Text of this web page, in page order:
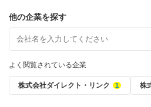
他の企業を探す
よく閲覧されている企業
株式会社ダイレクト・リンク 株